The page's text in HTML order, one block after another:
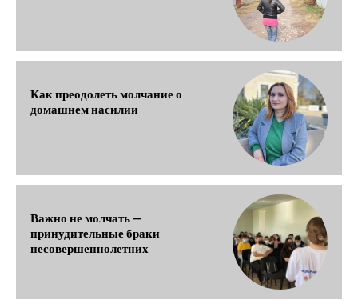
Как преодолеть молчание о
домашнем насилии
Важно не молчать —
принудительные браки
несовершеннолетних